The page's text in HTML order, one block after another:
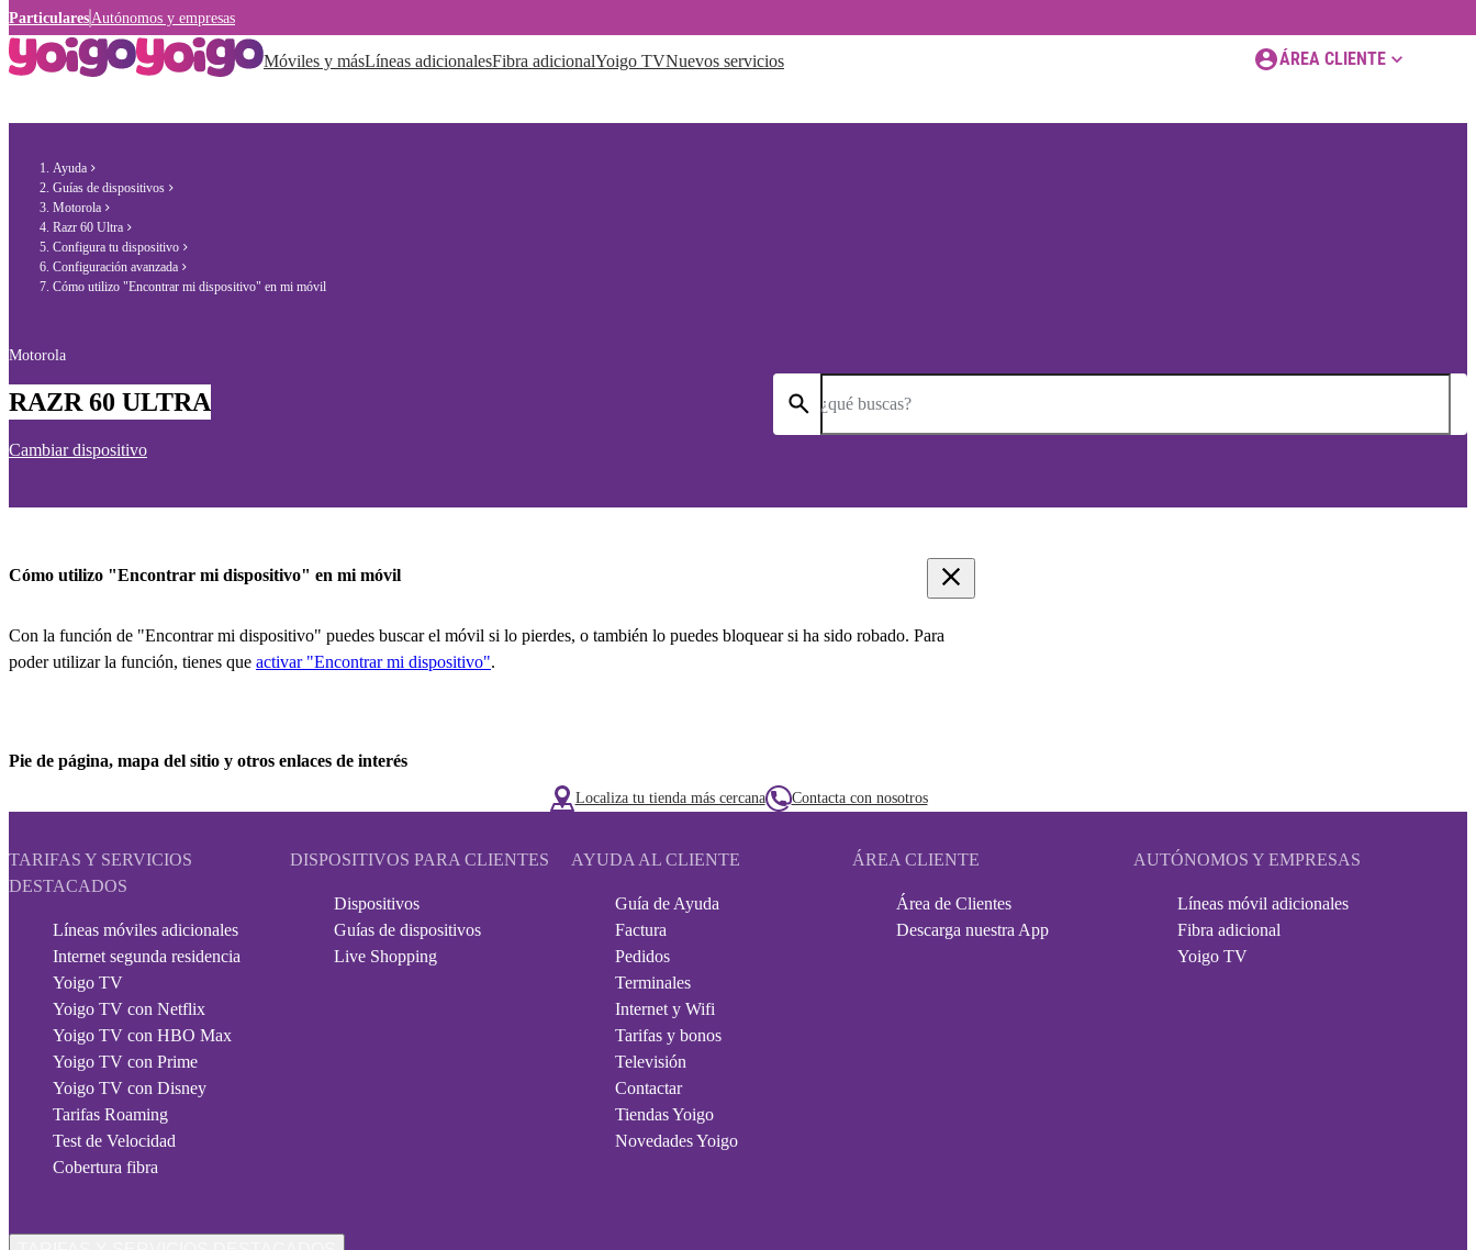
Particulares Autónomos y empresas
Móviles y másLíneas adicionalesFibra adicionalYoigo TVNuevos servicios ÁREA CLIENTE
Ayuda
Guías de dispositivos
Motorola
Razr 60 Ultra
Configura tu dispositivo
Configuración avanzada
Cómo utilizo "Encontrar mi dispositivo" en mi móvil
Motorola
RAZR 60 ULTRA
Cambiar dispositivo
¿qué buscas?
Cómo utilizo "Encontrar mi dispositivo" en mi móvil
Con la función de "Encontrar mi dispositivo" puedes buscar el móvil si lo pierdes, o también lo puedes bloquear si ha sido robado. Para
poder utilizar la función, tienes que activar "Encontrar mi dispositivo".
Pie de página, mapa del sitio y otros enlaces de interés
Localiza tu tienda más cercana Contacta con nosotros
TARIFAS Y SERVICIOS
DESTACADOS
Líneas móviles adicionales
Internet segunda residencia
Yoigo TV
Yoigo TV con Netflix
Yoigo TV con HBO Max
Yoigo TV con Prime
Yoigo TV con Disney
Tarifas Roaming
Test de Velocidad
Cobertura fibra
DISPOSITIVOS PARA CLIENTES
Dispositivos
Guías de dispositivos
Live Shopping
AYUDA AL CLIENTE
Guía de Ayuda
Factura
Pedidos
Terminales
Internet y Wifi
Tarifas y bonos
Televisión
Contactar
Tiendas Yoigo
Novedades Yoigo
ÁREA CLIENTE
Área de Clientes
Descarga nuestra App
AUTÓNOMOS Y EMPRESAS
Líneas móvil adicionales
Fibra adicional
Yoigo TV